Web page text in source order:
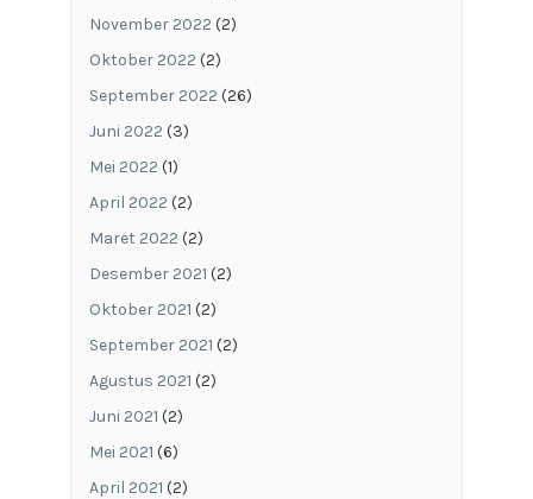
November 2022 (2)
Oktober 2022 (2)
September 2022 (26)
Juni 2022 (3)
Mei 2022 (1)
April 2022 (2)
Maret 2022 (2)
Desember 2021 (2)
Oktober 2021 (2)
September 2021 (2)
Agustus 2021 (2)
Juni 2021 (2)
Mei 2021 (6)
April 2021 (2)